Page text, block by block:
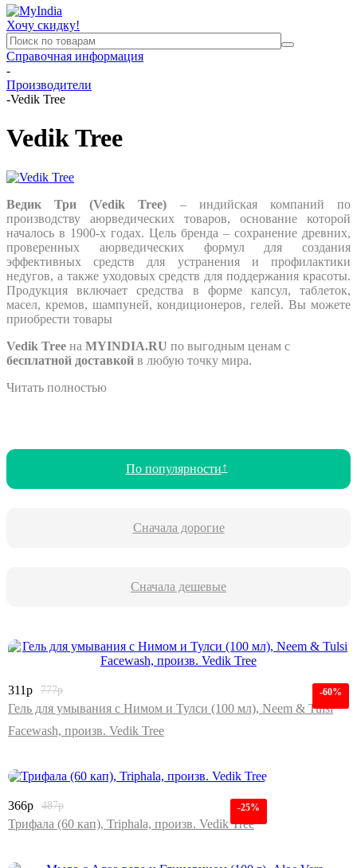
Хочу скидку!
Справочная информация
-
Производители
-Vedik Tree
Vedik Tree
Ведик Три (Vedik Tree) – индийская компаний по
производству аюрведических товаров, основание которой
началось в 1900-х годах. Цель бренда – сохранение древних,
проверенных аюрведических формул для создания
эффективных средств для устранения и профилактики
недугов, а также уходовых средств для поддержания красоты.
Продукция включает средства в форме капсул, таблеток,
масел, кремов, шампуней, кондиционеров, гелей. Вы можете
приобрести товары
Vedik Tree на MYINDIA.RU по выгодным ценам с
бесплатной доставкой в любую точку мира.
Читать полностью
По популярности
Сначала дорогие
Сначала дешевые
-60%
311р 777р
Гель для умывания с Нимом и Тулси (100 мл), Neem & Tulsi
Facewash, произв. Vedik Tree
-25%
366р 487р
Трифала (60 кап), Triphala, произв. Vedik Tree